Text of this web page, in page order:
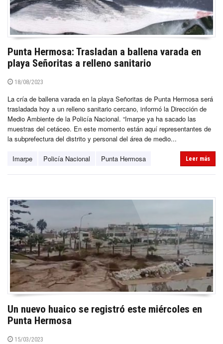
Punta Hermosa: Trasladan a ballena varada en
playa Señoritas a relleno sanitario
18/08/2023
La cría de ballena varada en la playa Señoritas de Punta Hermosa será
trasladada hoy a un relleno sanitario cercano, informó la Dirección de
Medio Ambiente de la Policía Nacional. “Imarpe ya ha sacado las
muestras del cetáceo. En este momento están aquí representantes de
la subprefectura del distrito y personal del área de medio...
Imarpe Policía Nacional Punta Hermosa Leer más
Un nuevo huaico se registró este miércoles en
Punta Hermosa
15/03/2023